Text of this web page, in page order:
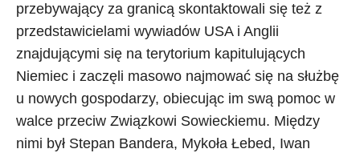
przebywający za granicą skontaktowali się też z
przedstawicielami wywiadów USA i Anglii
znajdującymi się na terytorium kapitulujących
Niemiec i zaczęli masowo najmować się na służbę
u nowych gospodarzy, obiecując im swą pomoc w
walce przeciw Związkowi Sowieckiemu. Między
nimi był Stepan Bandera, Mykoła Łebed, Iwan